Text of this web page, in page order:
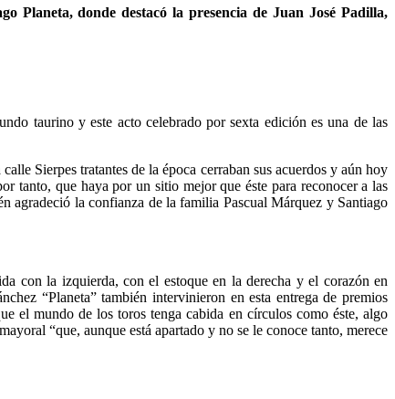
Planeta, donde destacó la presencia de Juan José Padilla,
taurino y este acto celebrado por sexta edición es una de las
Sierpes tratantes de la época cerraban sus acuerdos y aún hoy
tanto, que haya por un sitio mejor que éste para reconocer a las
agradeció la confianza de la familia Pascual Márquez y Santiago
con la izquierda, con el estoque en la derecha y el corazón en
“Planeta” también intervinieron en esta entrega de premios
el mundo de los toros tenga cabida en círculos como éste, algo
“que, aunque está apartado y no se le conoce tanto, merece